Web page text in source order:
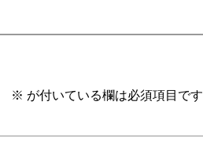
※ が付いている欄は必須項目です